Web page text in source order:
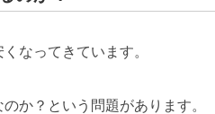
なってきています。
か？という問題があります。